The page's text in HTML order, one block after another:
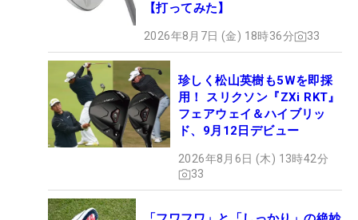
【打ってみた】
2026年8月7日 (金) 18時36分 33
珍しく松山英樹も5Wを即採
用！ スリクソン『ZXi RKT』
フェアウェイ＆ハイブリッ
ド、9月12日デビュー
2026年8月6日 (木) 13時42分
33